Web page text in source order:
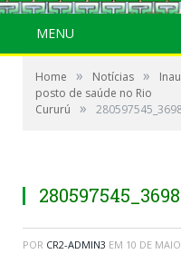
MENU
Home » Notícias »
posto de saúde no Rio
Cururú
»
POR CR2-ADMIN3 EM 10 DE